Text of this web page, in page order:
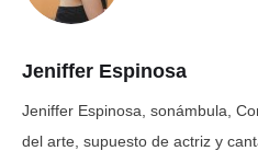
Jeniffer Espinosa
Jeniffer Espinosa, sonámbula,
del arte, supuesto de actriz y